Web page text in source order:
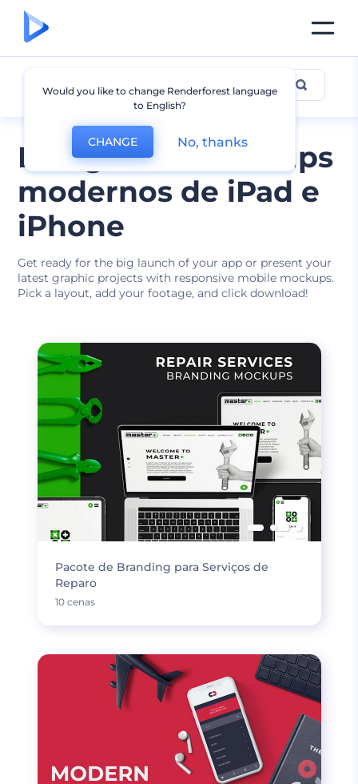
Designs de mockups
modernos de iPad e
iPhone
Get ready for the big launch of your app or present your
latest graphic projects with responsive mobile mockups.
Pick a layout, add your footage, and click download!
Mockup de iPhone
Pacote de Branding para Serviços de
Reparo
10 cenas
Would you like to change Renderforest language
to English?
CHANGE No, thanks